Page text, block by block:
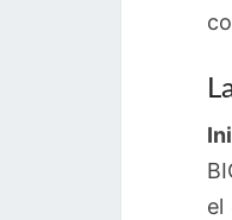
el